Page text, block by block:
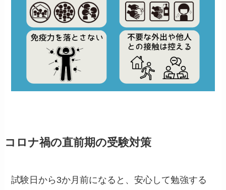
コロナ禍の直前期の受験対策
試験日から3か月前になると、安心して勉強する